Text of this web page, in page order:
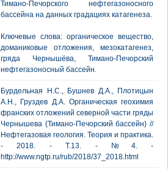
Тимано-Печорского нефтегазоносного
бассейна на данных градациях катагенеза.
Ключевые слова: органическое вещество,
доманиковые отложения, мезокатагенез,
гряда Чернышёва, Тимано-Печорский
нефтегазоносный бассейн.
Бурдельная Н.С., Бушнев Д.А., Плотицын
А.Н., Груздев Д.А. Органическая геохимия
франских отложений северной части гряды
Чернышева (Тимано-Печорский бассейн) //
Нефтегазовая геология. Теория и практика.
- 2018. - Т.13. - №4. -
http://www.ngtp.ru/rub/2018/37_2018.html